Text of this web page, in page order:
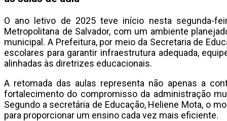
O ano letivo de 2025 teve início nesta segunda-
Metropolitana de Salvador, com um ambiente
municipal. A Prefeitura, por meio da Secretaria de
escolares para garantir infraestrutura adequada,
alinhadas às diretrizes educacionais.
A retomada das aulas representa não apenas a
fortalecimento do compromisso da administração
Segundo a secretária de Educação, Heliene Mota, o
para proporcionar um ensino cada vez mais eficiente.